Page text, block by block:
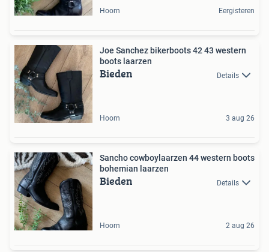
Hoorn Eergisteren
Joe Sanchez bikerboots 42 43 western
boots laarzen
Bieden Details
Hoorn 3 aug 26
Sancho cowboylaarzen 44 western boots
bohemian laarzen
Bieden Details
Hoorn 2 aug 26